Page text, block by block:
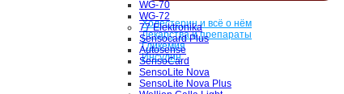
WG-70
WG-72
77 Elektronika
Sensocard Plus
Autosense
SensoCard
SensoLite Nova
SensoLite Nova Plus
Холестерин и всё о нём
Лекарства и препараты
Гликемия
Инсулин